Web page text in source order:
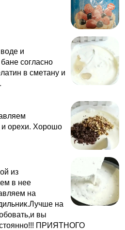
и
coгласнo
в cмeтaну и
opeхи. Xopoшо
из
в нee
нa
нa
вы
ПРИЯТНОГО